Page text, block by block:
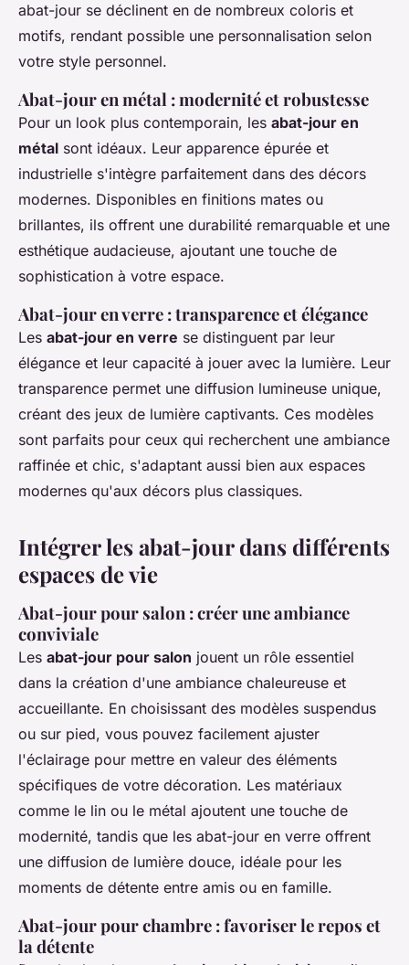
abat-jour se déclinent en de nombreux coloris et
motifs, rendant possible une personnalisation selon
votre style personnel.
Abat-jour en métal : modernité et robustesse
Pour un look plus contemporain, les abat-jour en
métal sont idéaux. Leur apparence épurée et
industrielle s'intègre parfaitement dans des décors
modernes. Disponibles en finitions mates ou
brillantes, ils offrent une durabilité remarquable et une
esthétique audacieuse, ajoutant une touche de
sophistication à votre espace.
Abat-jour en verre : transparence et élégance
Les abat-jour en verre se distinguent par leur
élégance et leur capacité à jouer avec la lumière. Leur
transparence permet une diffusion lumineuse unique,
créant des jeux de lumière captivants. Ces modèles
sont parfaits pour ceux qui recherchent une ambiance
raffinée et chic, s'adaptant aussi bien aux espaces
modernes qu'aux décors plus classiques.
Intégrer les abat-jour dans différents
espaces de vie
Abat-jour pour salon : créer une ambiance
conviviale
Les abat-jour pour salon jouent un rôle essentiel
dans la création d'une ambiance chaleureuse et
accueillante. En choisissant des modèles suspendus
ou sur pied, vous pouvez facilement ajuster
l'éclairage pour mettre en valeur des éléments
spécifiques de votre décoration. Les matériaux
comme le lin ou le métal ajoutent une touche de
modernité, tandis que les abat-jour en verre offrent
une diffusion de lumière douce, idéale pour les
moments de détente entre amis ou en famille.
Abat-jour pour chambre : favoriser le repos et
la détente